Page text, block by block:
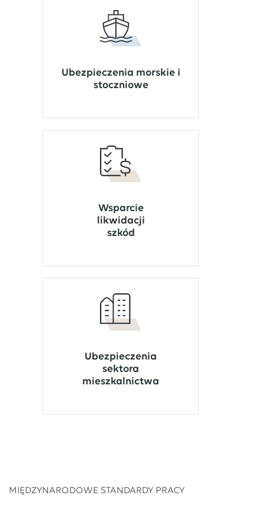
Ubezpieczenia morskie i
stoczniowe
Wsparcie
likwidacji
szkód
Ubezpieczenia
sektora
mieszkalnictwa
MIĘDZYNARODOWE STANDARDY PRACY